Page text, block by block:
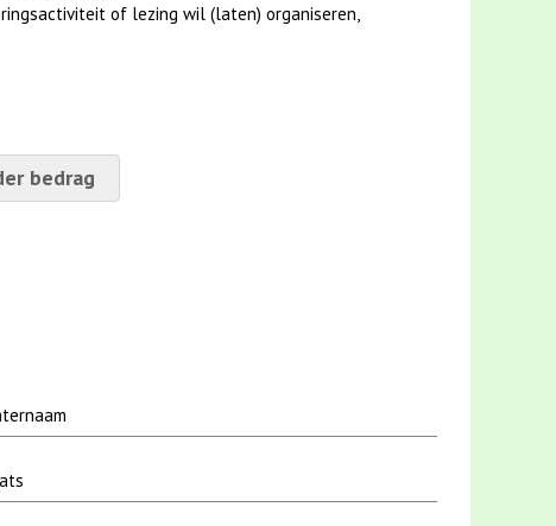
of lezing wil (laten) organiseren,
bedrag